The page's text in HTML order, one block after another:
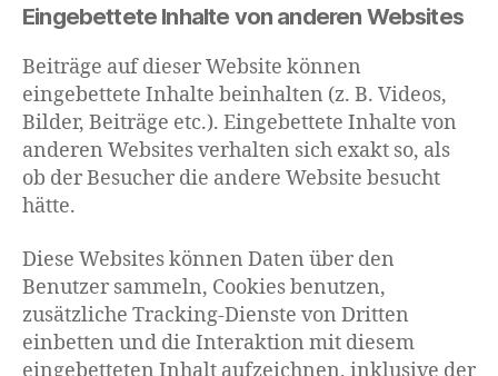
Eingebettete Inhalte von anderen Websites
Beiträge auf dieser Website können
eingebettete Inhalte beinhalten (z. B. Videos,
Bilder, Beiträge etc.). Eingebettete Inhalte von
anderen Websites verhalten sich exakt so, als
ob der Besucher die andere Website besucht
hätte.
Diese Websites können Daten über den
Benutzer sammeln, Cookies benutzen,
zusätzliche Tracking-Dienste von Dritten
einbetten und die Interaktion mit diesem
eingebetteten Inhalt aufzeichnen, inklusive der